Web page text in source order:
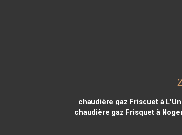
chaudière gaz Frisquet à
chaudière gaz Frisquet à